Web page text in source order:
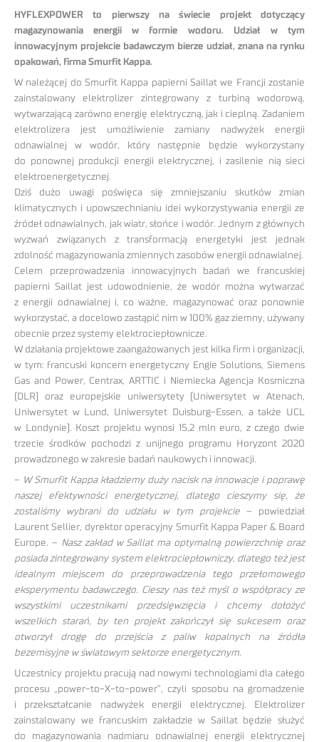
HYFLEXPOWER to pierwszy na świecie projekt dotyczący
magazynowania energii w formie wodoru. Udział w tym
innowacyjnym projekcie badawczym bierze udział, znana na rynku
opakowań, firma Smurfit Kappa.
W należącej do Smurfit Kappa papierni Saillat we Francji zostanie
zainstalowany elektrolizer zintegrowany z turbiną wodorową,
wytwarzającą zarówno energię elektryczną, jak i cieplną. Zadaniem
elektrolizera jest umożliwienie zamiany nadwyżek energii
odnawialnej w wodór, który następnie będzie wykorzystany
do ponownej produkcji energii elektrycznej, i zasilenie nią sieci
elektroenergetycznej.
Dziś dużo uwagi poświęca się zmniejszaniu skutków zmian
klimatycznych i upowszechnianiu idei wykorzystywania energii ze
źródeł odnawialnych, jak wiatr, słońce i wodór. Jednym z głównych
wyzwań związanych z transformacją energetyki jest jednak
zdolność magazynowania zmiennych zasobów energii odnawialnej.
Celem przeprowadzenia innowacyjnych badań we francuskiej
papierni Saillat jest udowodnienie, że wodór można wytwarzać
z energii odnawialnej i, co ważne, magazynować oraz ponownie
wykorzystać, a docelowo zastąpić nim w 100% gaz ziemny, używany
obecnie przez systemy elektrociepłownicze.
W działania projektowe zaangażowanych jest kilka firm i organizacji,
w tym: francuski koncern energetyczny Engie Solutions, Siemens
Gas and Power, Centrax, ARTTIC i Niemiecka Agencja Kosmiczna
(DLR) oraz europejskie uniwersytety (Uniwersytet w Atenach,
Uniwersytet w Lund, Uniwersytet Duisburg-Essen, a także UCL
w Londynie). Koszt projektu wynosi 15,2 mln euro, z czego dwie
trzecie środków pochodzi z unijnego programu Horyzont 2020
prowadzonego w zakresie badań naukowych i innowacji.
– W Smurfit Kappa kładziemy duży nacisk na innowacje i poprawę
naszej efektywności energetycznej, dlatego cieszymy się, że
zostaliśmy wybrani do udziału w tym projekcie – powiedział
Laurent Sellier, dyrektor operacyjny Smurfit Kappa Paper & Board
Europe. – Nasz zakład w Saillat ma optymalną powierzchnię oraz
posiada zintegrowany system elektrociepłowniczy, dlatego też jest
idealnym miejscem do przeprowadzenia tego przełomowego
eksperymentu badawczego. Cieszy nas też myśl o współpracy ze
wszystkimi uczestnikami przedsięwzięcia i chcemy dołożyć
wszelkich starań, by ten projekt zakończył się sukcesem oraz
otworzył drogę do przejścia z paliw kopalnych na źródła
bezemisyjne w światowym sektorze energetycznym.
Uczestnicy projektu pracują nad nowymi technologiami dla całego
procesu „power-to-X-to-power”, czyli sposobu na gromadzenie
i przekształcanie nadwyżek energii elektrycznej. Elektrolizer
zainstalowany we francuskim zakładzie w Saillat będzie służyć
do magazynowania nadmiaru odnawialnej energii elektrycznej